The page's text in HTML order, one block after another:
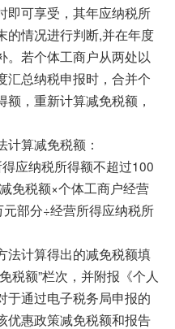
即可享受，其年应纳税所
的情况进行判断,并在年度
。若个体工商户从两处以
汇总纳税申报时，合并个
，重新计算减免税额，
计算减免税额：
应纳税所得额不超过100
免税额×个体工商户经营
部分÷经营所得应纳税所
法计算得出的减免税额填
税额”栏次，并附报《个人
于通过电子税务局申报的
优惠政策减免税额和报告